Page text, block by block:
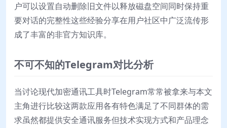
户可以设置自动删除旧文件以释放磁盘空间同时保持重
要对话的完整性这些经验分享在用户社区中广泛流传形
成了丰富的非官方知识库。
不可不知的Telegram对比分析
当讨论现代加密通讯工具时Telegram常常被拿来与本文
主角进行比较这两款应用各有特色满足了不同群体的需
求虽然都提供安全通讯服务但技术实现方式和产品理念